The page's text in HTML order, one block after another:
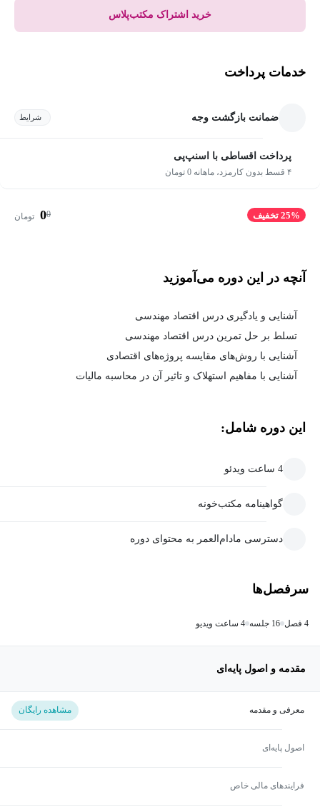
خرید اشتراک مکتب‌پلاس
خدمات پرداخت
ضمانت بازگشت وجه شرایط
پرداخت اقساطی با اسنپ‌پی
۴ قسط بدون کارمزد، ماهانه 0 تومان
25% تخفیف 0
0 تومان
آنچه در این دوره می‌آموزید
آشنایی و یادگیری درس اقتصاد مهندسی
تسلط بر حل تمرین درس اقتصاد مهندسی
آشنایی با روش‌های مقایسه پروژه‌های اقتصادی
آشنایی با مفاهیم استهلاک و تاثیر آن در محاسبه مالیات
این دوره شامل:
4 ساعت ویدئو
گواهینامه مکتب‌خونه
دسترسی مادام‌العمر به محتوای دوره
سرفصل‌ها
4 فصل 16 جلسه 4 ساعت ویدیو
مقدمه و اصول پایه‌ای
معرفی و مقدمه مشاهده رایگان
اصول پایه‌ای
فرایندهای مالی خاص